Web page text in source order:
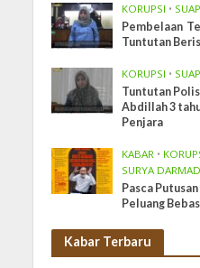
KORUPSI •
Pembelaan
Tuntutan
KORUPSI •
Tuntutan
Abdillah 3
Penjara
KABAR •
SURYA
Pasca
Peluang
Kabar Terbaru